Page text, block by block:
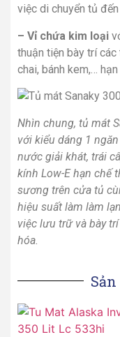
việc di chuyển tủ
– Vỉ chứa kim loại
thuận tiện bày trí
chai, bánh kem,…
Nhìn chung, tủ mát
với kiểu dáng 1
nước giải khát, trái
kính Low-E hạn chế
sương trên cửa tủ
hiệu suất làm làm
việc lưu trữ và bày
hóa.